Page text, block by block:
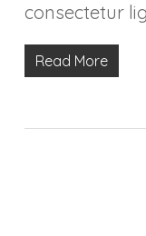
consectetur
Read More